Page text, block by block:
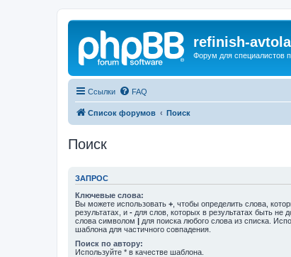
refinish-
Форум для специалистов
Ссылки FAQ
Список форумов Поиск
Поиск
ЗАПРОС
Ключевые слова:
Вы можете использовать + , чтобы определить слова,
результатах, и - для слов, которых в результатах быть не
слова символом | для поиска любого слова из списка.
шаблона для частичного совпадения.
Поиск по автору:
Используйте * в качестве шаблона.